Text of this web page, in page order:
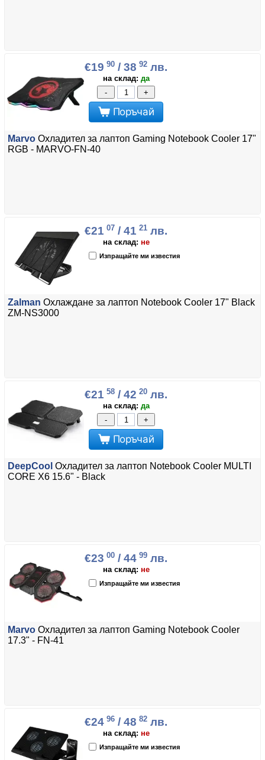
€19 90 / 38 92 лв.
на склад: да
-
+
Поръчай
Marvo Охладител за лаптоп Gaming Notebook Cooler 17"
RGB - MARVO-FN-40
€21 07 / 41 21 лв.
на склад: не
Изпращайте ми известия
Zalman Охлаждане за лаптоп Notebook Cooler 17" Black
ZM-NS3000
€21 58 / 42 20 лв.
на склад: да
-
+
Поръчай
DeepCool Охладител за лаптоп Notebook Cooler MULTI
CORE X6 15.6" - Black
€23 00 / 44 99 лв.
на склад: не
Изпращайте ми известия
Marvo Охладител за лаптоп Gaming Notebook Cooler
17.3" - FN-41
€24 96 / 48 82 лв.
на склад: не
Изпращайте ми известия